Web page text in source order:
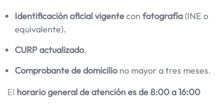
Identificación oficial vigentecon fotografía (INE o
equivalente).
CURP actualizado.
Comprobante de domiciliono mayor a tres meses.
El horario general de atención es de 8:00 a 16:00